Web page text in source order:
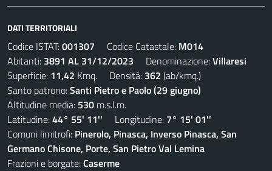
DATI TERRITORIALI
Codice ISTAT:001307 Codice Catastale: M014
Abitanti: 3891 AL 31/12/2023 Denominazione:Villaresi
Superficie: 11,42 Kmq. Densità: 362 (ab/kmq.)
Santo patrono:Santi Pietro e Paolo (29 giugno)
Altitudine media: 530 m.s.l.m.
Latitudine:44° 55' 11'' Longitudine: 7° 15' 01''
Comuni limitrofi: Pinerolo, Pinasca, Inverso Pinasca, San
Germano Chisone, Porte, San Pietro Val Lemina
Frazioni e borgate:Caserme